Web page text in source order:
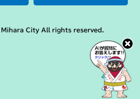
City All rights reserved.